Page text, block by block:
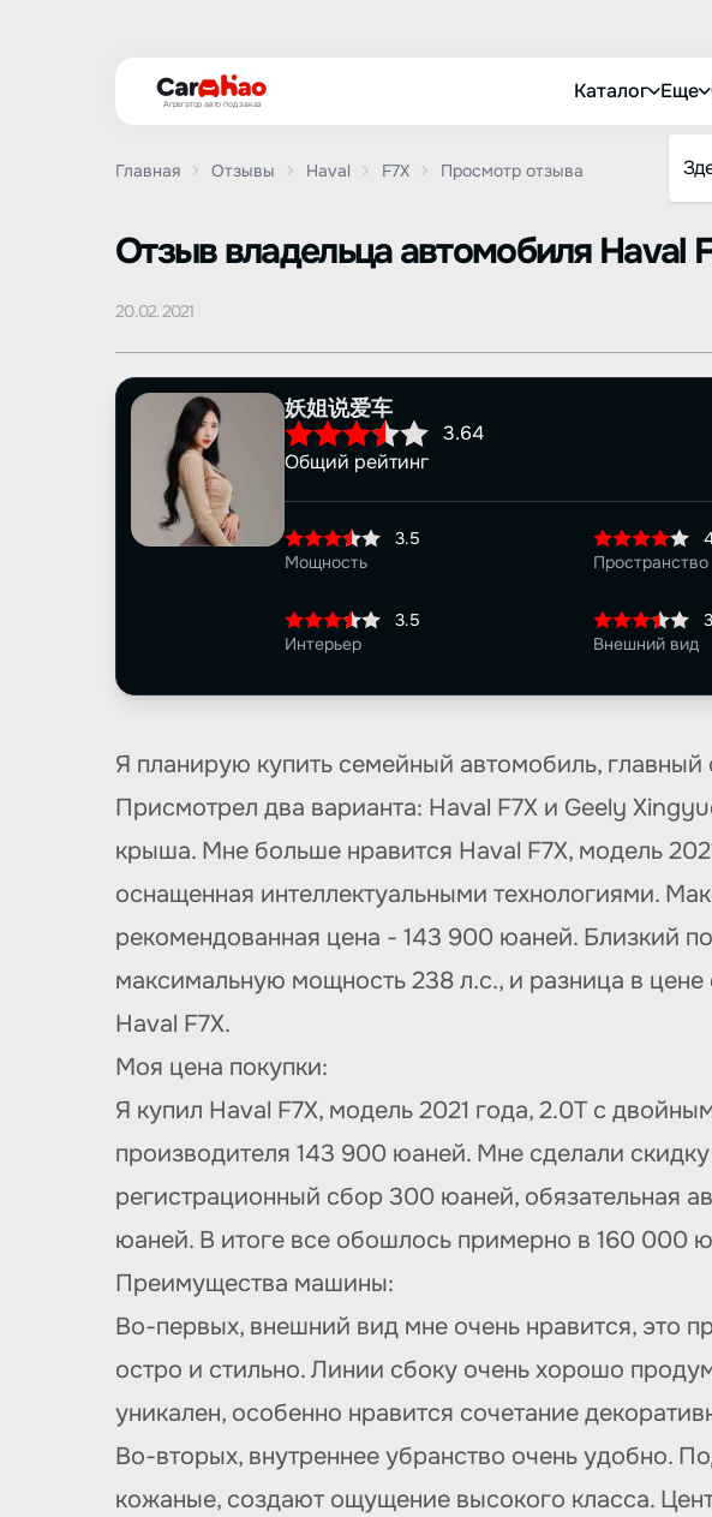
Агрегатор авто под заказ
Каталог Еще
Главная Отзывы Haval F7X Просмотр отзыва
Oтзыв владельца автомобиля Haval
20.02.2021
妖姐说爱车
3.64
Общий рейтинг
3.5
Мощность
Пространство
3.5
Интерьер
Внешний вид
Я планирую купить семейный автомобиль,
Присмотрел два варианта: Haval F7X и Geely
крыша. Мне больше нравится Haval F7X, модель
оснащенная интеллектуальными технологиями.
рекомендованная цена - 143 900 юаней. Близкий
максимальную мощность 238 л.с., и разница в
Haval F7X.
Моя цена покупки:
Я купил Haval F7X, модель 2021 года, 2.0T с
производителя 143 900 юаней. Мне сделали
регистрационный сбор 300 юаней, обязательная
юаней. В итоге все обошлось примерно в 160 000
Преимущества машины:
Во-первых, внешний вид мне очень нравится, это
остро и стильно. Линии сбоку очень хорошо
уникален, особенно нравится сочетание
Во-вторых, внутреннее убранство очень удобно.
кожаные, создают ощущение высокого класса.